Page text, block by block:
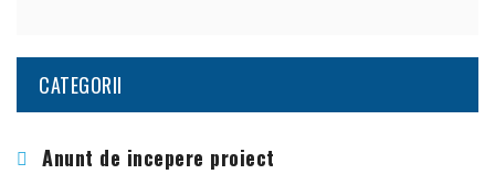
CATEGORII
Anunt de incepere proiect